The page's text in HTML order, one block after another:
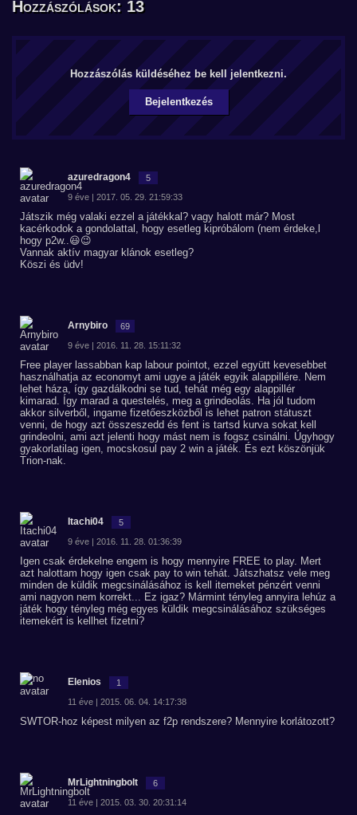
Hozzászólások: 13
Hozzászólás küldéséhez be kell jelentkezni.
Bejelentkezés
azuredragon4 5
9 éve | 2017. 05. 29. 21:59:33
Játszik még valaki ezzel a játékkal? vagy halott már? Most
kacérkodok a gondolattal, hogy esetleg kipróbálom (nem érdeke,l
hogy p2w..😃😉
Vannak aktív magyar klánok esetleg?
Köszi és üdv!
Arnybiro 69
9 éve | 2016. 11. 28. 15:11:32
Free player lassabban kap labour pointot, ezzel együtt kevesebbet
használhatja az economyt ami ugye a játék egyik alappillére. Nem
lehet háza, így gazdálkodni se tud, tehát még egy alappillér
kimarad. Így marad a questelés, meg a grindeolás. Ha jól tudom
akkor silverből, ingame fizetőeszközből is lehet patron státuszt
venni, de hogy azt összeszedd és fent is tartsd kurva sokat kell
grindeolni, ami azt jelenti hogy mást nem is fogsz csinálni. Úgyhogy
gyakorlatilag igen, mocskosul pay 2 win a játék. És ezt köszönjük
Trion-nak.
Itachi04 5
9 éve | 2016. 11. 28. 01:36:39
Igen csak érdekelne engem is hogy mennyire FREE to play. Mert
azt halottam hogy igen csak pay to win tehát. Játszhatsz vele meg
minden de küldik megcsinálásához is kell itemeket pénzért venni
ami nagyon nem korrekt... Ez igaz? Mármint tényleg annyira lehúz a
játék hogy tényleg még egyes küldik megcsinálásához szükséges
itemekért is kellhet fizetni?
Elenios 1
11 éve | 2015. 06. 04. 14:17:38
SWTOR-hoz képest milyen az f2p rendszere? Mennyire korlátozott?
MrLightningbolt 6
11 éve | 2015. 03. 30. 20:31:14